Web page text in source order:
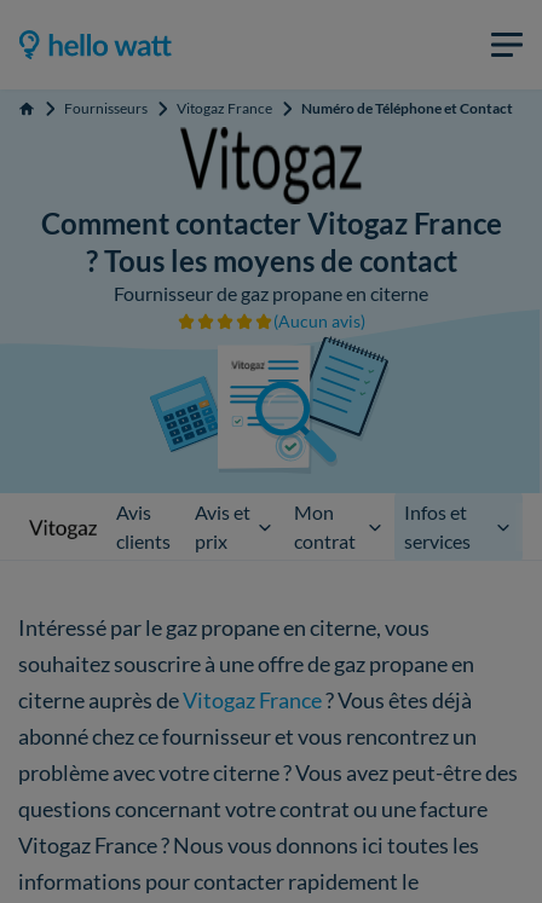
Accueil Fournisseurs Vitogaz France Numéro de Téléphone et Contact
Comment contacter Vitogaz France
? Tous les moyens de contact
Fournisseur de gaz propane en citerne
(Aucun avis)
Avis
clients
Avis et
prix
Mon
contrat
Infos et
services
Intéressé par le gaz propane en citerne, vous
souhaitez souscrire à une offre de gaz propane en
citerne auprès deVitogaz France? Vous êtes déjà
abonné chez ce fournisseur et vous rencontrez un
problème avec votre citerne ? Vous avez peut-être des
questions concernant votre contrat ou une facture
Vitogaz France ? Nous vous donnons ici toutes les
informations pour contacter rapidement le